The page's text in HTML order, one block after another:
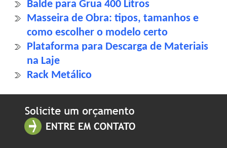
Balde para Grua 400 Litros
Masseira de Obra: tipos, tamanhos e
como escolher o modelo certo
Plataforma para Descarga de Materiais
na Laje
Rack Metálico